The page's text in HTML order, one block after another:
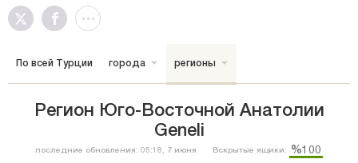
По всей Турции города регионы
Регион Юго-Восточной Анатолии
Geneli
последние обновления: 05:18, 7 июня Вскрытые ящики: %100